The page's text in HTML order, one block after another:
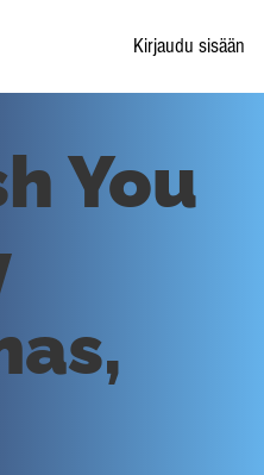
Kirjaudu sisään
You